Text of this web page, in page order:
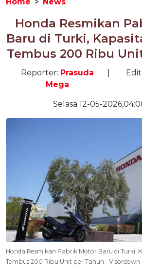
Honda Resmikan
Baru di Turki,
Tembus 200 Ribu
Reporter: Prasuda
Mega
Selasa 12-05-
Honda Resmikan Pabrik Motor Baru di Turki,
Tembus 200 Ribu Unit per Tahun--Visordown